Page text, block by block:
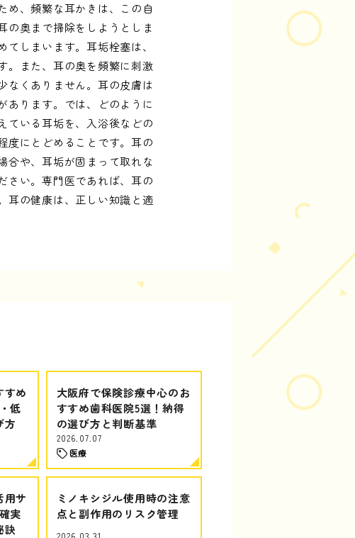
め、頻繁な耳かきは、この自
の奥まで掃除をしようとしま
しまいます。耳垢栓塞は、
。また、耳の奥を頻繁に刺激
なくありません。耳の皮膚は
あります。では、どのように
ている耳垢を、入浴後などの
度にとどめることです。耳の
合や、耳垢が固まって取れな
さい。専門医であれば、耳の
耳の健康は、正しい知識と適
すめ
低
方
大阪府で保険診療中心のお
すすめ歯科医院5選！納得
の選び方と判断基準
2026.07.07
医療
用サ
実
訣
ミノキシジル使用時の注意
点と副作用のリスク管理
2026.03.31